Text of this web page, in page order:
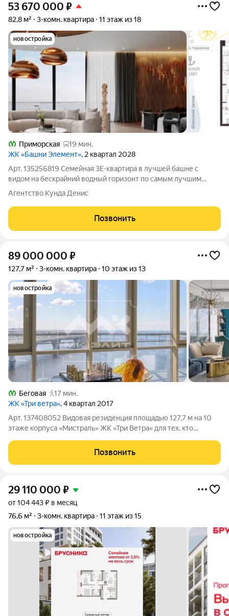
53 670 000 ₽
82,8 м² 3-комн. квартира 11 этаж из 18
новостройка
Приморская
19 мин.
ЖК «Башни Элемент», 2 квартал 2028
Арт. 135256819 Семейная 3Е-квартира в лучшей башне с
видом на бескрайний водный горизонт по самым лучшим
условиям в комплексе Башня Платинум с меньшим
количеством квартир и эффектным небесным мостом до
которого вы спускаетесь на лифте со своего
Агентство Кунда Денис
Позвонить
89 000 000 ₽
127,7 м² 3-комн. квартира 10 этаж из 13
новостройка
Беговая
17 мин.
ЖК «Три ветра», 4 квартал 2017
Арт. 137408052 Видовая резиденция площадью 127,7 м на 10
этаже корпуса «Мистраль» ЖК «Три Ветра» для тех, кто
успеха. Панорамные окна открывают впечатляющие виды на
Финский залив, «Лахта Центр» и
Позвонить
29 110 000 ₽
от 104 443 ₽ в месяц
76,6 м²
3-комн. квартира 11 этаж из 15
новостройка